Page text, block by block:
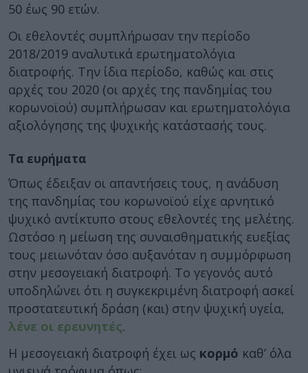
50 έως 90 ετών.
Οι εθελοντές συμπλήρωσαν την περίοδο
2018/2019 αναλυτικά ερωτηματολόγια
διατροφής. Την ίδια περίοδο, καθώς και στις
αρχές του 2020 (οι αρχές της πανδημίας του
κορωνοϊού) συμπλήρωσαν και ερωτηματολόγια
αξιολόγησης της ψυχικής κατάστασής τους.
Τα ευρήματα
Όπως έδειξαν οι απαντήσεις τους, η ανάδυση
της πανδημίας του κορωνοϊού είχε αρνητικό
ψυχικό αντίκτυπο στους εθελοντές της μελέτης.
Ωστόσο η μείωση της συναισθηματικής ευεξίας
τους μειωνόταν όσο αυξανόταν η συμμόρφωση
στην μεσογειακή διατροφή. Το γεγονός αυτό
υποδηλώνει ότι η συγκεκριμένη διατροφή ασκεί
προστατευτική δράση (και) στην ψυχική υγεία,
λένε οι ερευνητές.
Η μεσογειακή διατροφή έχει ως κορμό καθ’ όλα